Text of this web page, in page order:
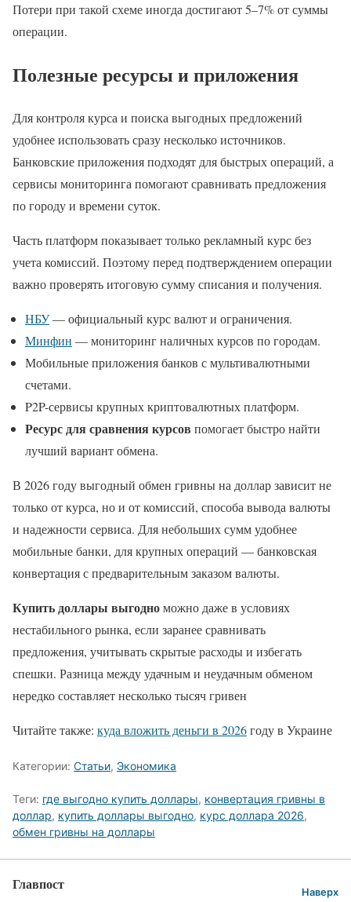
Потери при такой схеме иногда достигают 5–7% от суммы
операции.
Полезные ресурсы и приложения
Для контроля курса и поиска выгодных предложений
удобнее использовать сразу несколько источников.
Банковские приложения подходят для быстрых операций, а
сервисы мониторинга помогают сравнивать предложения
по городу и времени суток.
Часть платформ показывает только рекламный курс без
учета комиссий. Поэтому перед подтверждением операции
важно проверять итоговую сумму списания и получения.
НБУ— официальный курс валют и ограничения.
Минфин — мониторинг наличных курсов по городам.
Мобильные приложения банков с мультивалютными
счетами.
P2P-сервисы крупных криптовалютных платформ.
Ресурс для сравнения курсов помогает быстро найти
лучший вариант обмена.
В 2026 году выгодный обмен гривны на доллар зависит не
только от курса, но и от комиссий, способа вывода валюты
и надежности сервиса. Для небольших сумм удобнее
мобильные банки, для крупных операций — банковская
конвертация с предварительным заказом валюты.
Купить доллары выгодноможно даже в условиях
нестабильного рынка, если заранее сравнивать
предложения, учитывать скрытые расходы и избегать
спешки. Разница между удачным и неудачным обменом
нередко составляет несколько тысяч гривен
Читайте также: куда вложить деньги в 2026году в Украине
Категории: Статьи, Экономика
Теги: где выгодно купить доллары, конвертация гривны в
доллар, купить доллары выгодно, курс доллара 2026,
обмен гривны на доллары
Главпост Наверх